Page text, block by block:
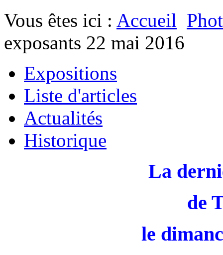
Vous êtes ici : Accueil
exposants 22 mai 2016
Expositions
Liste d'articles
Actualités
Historique
La
de
le